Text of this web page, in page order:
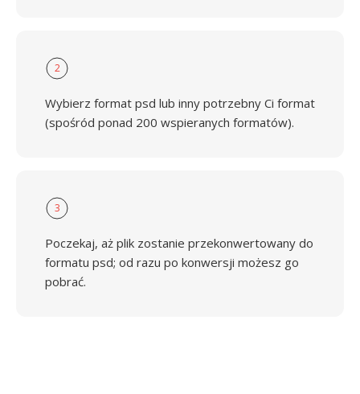
2
Wybierz format psd lub inny potrzebny Ci format
(spośród ponad 200 wspieranych formatów).
3
Poczekaj, aż plik zostanie przekonwertowany do
formatu psd; od razu po konwersji możesz go
pobrać.